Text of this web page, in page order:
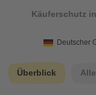
Käuferschutz
Deutscher
Überblick